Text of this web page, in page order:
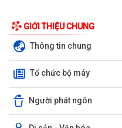
GIỚI THIỆU CHUNG
Thông tin chung
Tổ chức bộ máy
Người phát ngôn